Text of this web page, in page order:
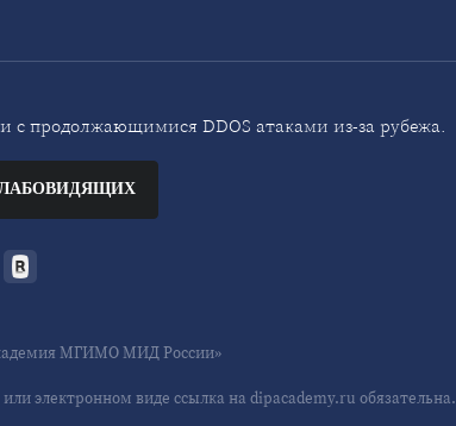
с продолжающимися DDOS атаками из-за рубежа.
МГИМО МИД России»
электронном виде ссылка на dipacademy.ru обязательна.